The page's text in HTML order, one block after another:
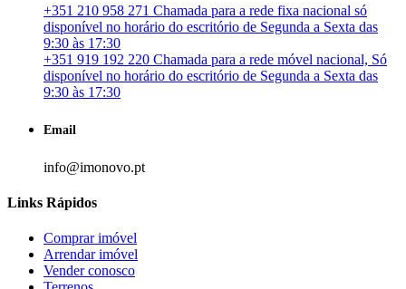
+351 210 958 271 Chamada para a rede fixa nacional só
disponível no horário do escritório de Segunda a Sexta das
9:30 às 17:30
+351 919 192 220 Chamada para a rede móvel nacional, Só
disponível no horário do escritório de Segunda a Sexta das
9:30 às 17:30
Email
info@imonovo.pt
Links Rápidos
Comprar imóvel
Arrendar imóvel
Vender conosco